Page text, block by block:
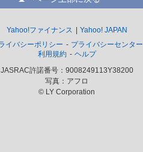
Yahoo!ファイナンス
Yahoo! JAPAN
イバシーポリシー
プライバシーセンター
利用規約
ヘルプ
JASRAC許諾番号：9008249113Y38200
写真：アフロ
© LY Corporation